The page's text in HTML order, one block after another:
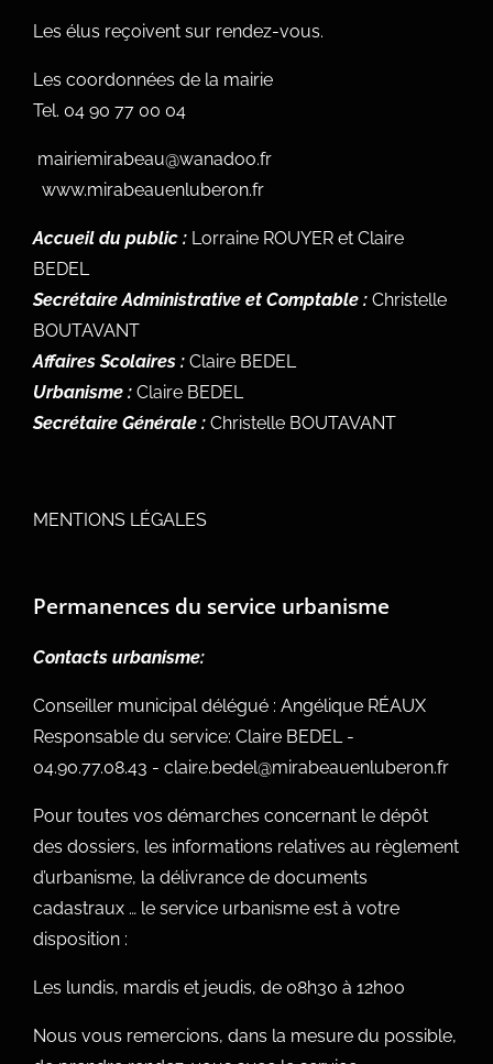
Les élus reçoivent sur rendez-vous.
Les coordonnées de la mairie
Tel. 04 90 77 00 04
mairiemirabeau@wanadoo.fr
www.mirabeauenluberon.fr
Accueil du public : Lorraine ROUYER et Claire
BEDEL
Secrétaire Administrative et Comptable : Christelle
BOUTAVANT
Affaires Scolaires : Claire BEDEL
Urbanisme : Claire BEDEL
Secrétaire Générale : Christelle BOUTAVANT
MENTIONS LÉGALES
Permanences du service urbanisme
Contacts urbanisme:
Conseiller municipal délégué : Angélique RÉAUX
Responsable du service: Claire BEDEL -
04.90.77.08.43 - claire.bedel@mirabeauenluberon.fr
Pour toutes vos démarches concernant le dépôt
des dossiers, les informations relatives au règlement
d’urbanisme, la délivrance de documents
cadastraux … le service urbanisme est à votre
disposition :
Les lundis, mardis et jeudis, de 08h30 à 12h00
Nous vous remercions, dans la mesure du possible,